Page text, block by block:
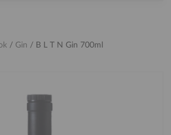
/ Gin / B L T N Gin 700ml